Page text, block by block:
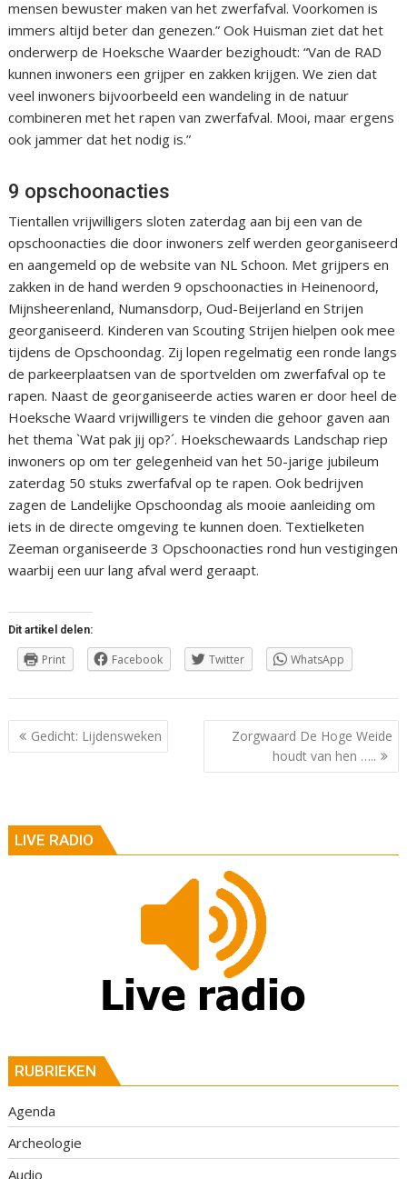
mensen bewuster maken van het zwerfafval. Voorkomen is
immers altijd beter dan genezen.” Ook Huisman ziet dat het
onderwerp de Hoeksche Waarder bezighoudt: “Van de RAD
kunnen inwoners een grijper en zakken krijgen. We zien dat
veel inwoners bijvoorbeeld een wandeling in de natuur
combineren met het rapen van zwerfafval. Mooi, maar ergens
ook jammer dat het nodig is.”
9 opschoonacties
Tientallen vrijwilligers sloten zaterdag aan bij een van de
opschoonacties die door inwoners zelf werden georganiseerd
en aangemeld op de website van NL Schoon. Met grijpers en
zakken in de hand werden 9 opschoonacties in Heinenoord,
Mijnsheerenland, Numansdorp, Oud-Beijerland en Strijen
georganiseerd. Kinderen van Scouting Strijen hielpen ook mee
tijdens de Opschoondag. Zij lopen regelmatig een ronde langs
de parkeerplaatsen van de sportvelden om zwerfafval op te
rapen. Naast de georganiseerde acties waren er door heel de
Hoeksche Waard vrijwilligers te vinden die gehoor gaven aan
het thema `Wat pak jij op?´. Hoekschewaards Landschap riep
inwoners op om ter gelegenheid van het 50-jarige jubileum
zaterdag 50 stuks zwerfafval op te rapen. Ook bedrijven
zagen de Landelijke Opschoondag als mooie aanleiding om
iets in de directe omgeving te kunnen doen. Textielketen
Zeeman organiseerde 3 Opschoonacties rond hun vestigingen
waarbij een uur lang afval werd geraapt.
Dit artikel delen:
Print Facebook Twitter WhatsApp
Berichtnavigatie
Gedicht: Lijdensweken
Zorgwaard De Hoge Weide
houdt van hen …..
LIVE RADIO
RUBRIEKEN
Agenda
Archeologie
Audio